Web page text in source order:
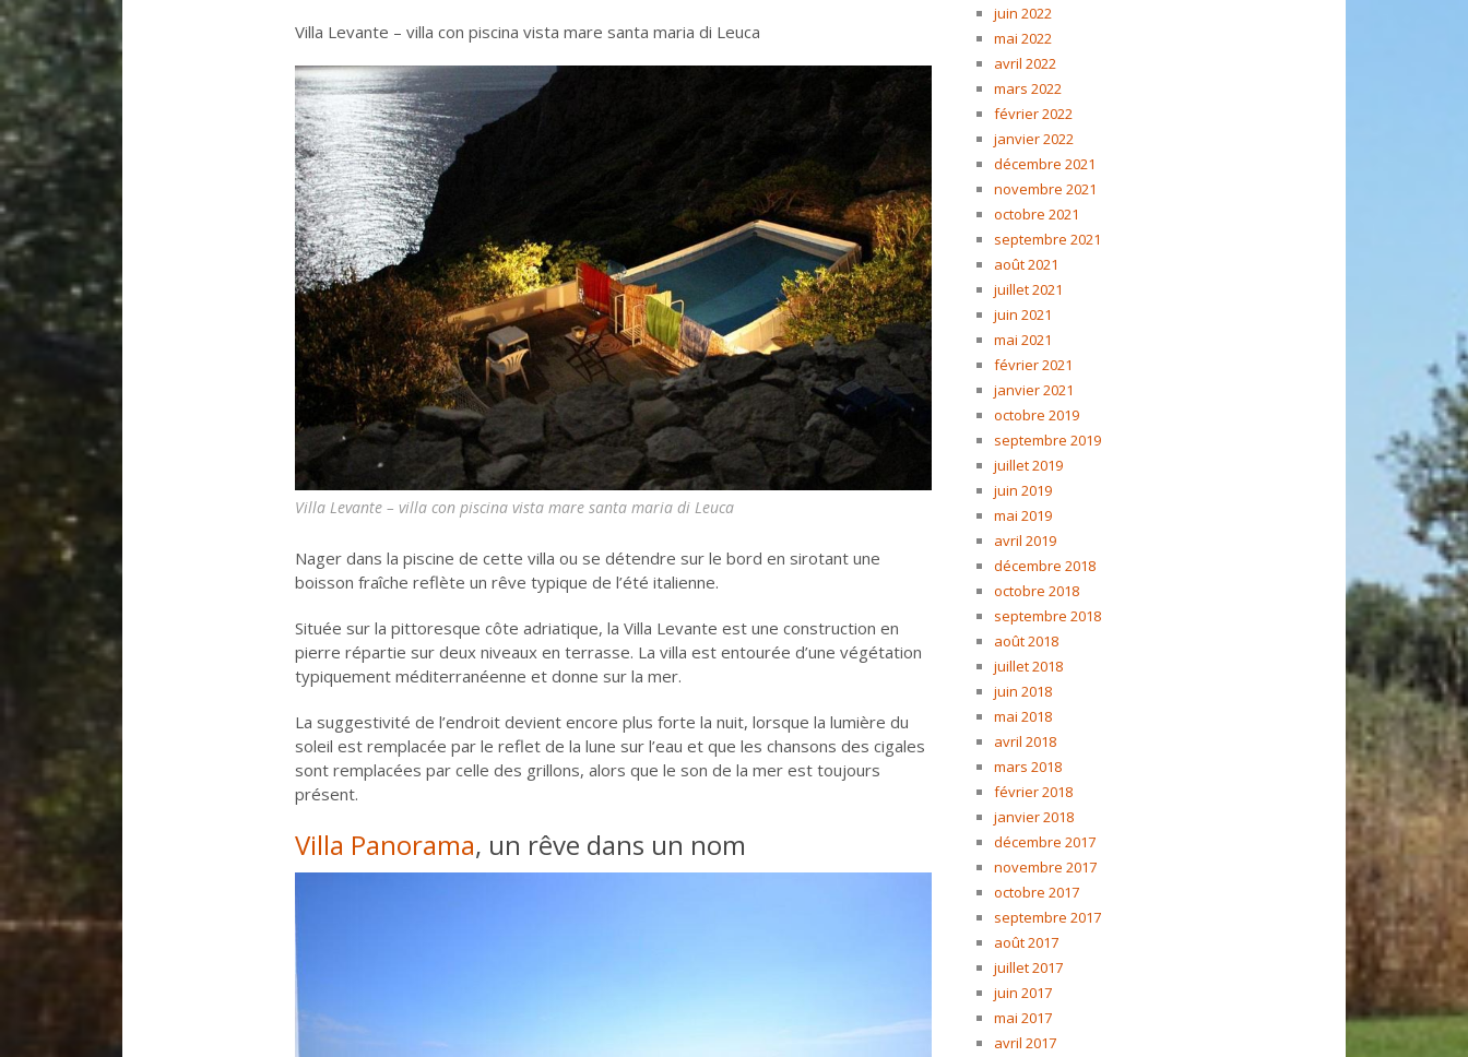
Villa Levante – villa con piscina vista mare santa maria di Leuca
Villa Levante – villa con piscina vista mare santa maria di Leuca
Nager dans la piscine de cette villa ou se détendre sur le bord en sirotant une
boisson fraîche reflète un rêve typique de l’été italienne.
Située sur la pittoresque côte adriatique, la Villa Levante est une construction en
pierre répartie sur deux niveaux en terrasse. La villa est entourée d’une végétation
typiquement méditerranéenne et donne sur la mer.
La suggestivité de l’endroit devient encore plus forte la nuit, lorsque la lumière du
soleil est remplacée par le reflet de la lune sur l’eau et que les chansons des cigales
sont remplacées par celle des grillons, alors que le son de la mer est toujours
présent.
Villa Panorama, un rêve dans un nom
juin 2022
mai 2022
avril 2022
mars 2022
février 2022
janvier 2022
décembre 2021
novembre 2021
octobre 2021
septembre 2021
août 2021
juillet 2021
juin 2021
mai 2021
février 2021
janvier 2021
octobre 2019
septembre 2019
juillet 2019
juin 2019
mai 2019
avril 2019
décembre 2018
octobre 2018
septembre 2018
août 2018
juillet 2018
juin 2018
mai 2018
avril 2018
mars 2018
février 2018
janvier 2018
décembre 2017
novembre 2017
octobre 2017
septembre 2017
août 2017
juillet 2017
juin 2017
mai 2017
avril 2017